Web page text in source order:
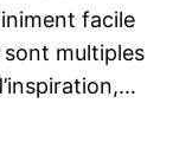
facile
multiples